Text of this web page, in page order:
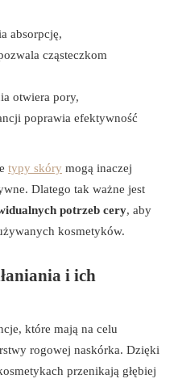
absorpcję,
cząsteczkom
otwiera pory,
poprawia efektywność
typy skóry mogą inaczej
Dlatego tak ważne jest
potrzeb cery, aby
kosmetyków.
i ich
które mają na celu
rogowej naskórka. Dzięki
przenikają głębiej